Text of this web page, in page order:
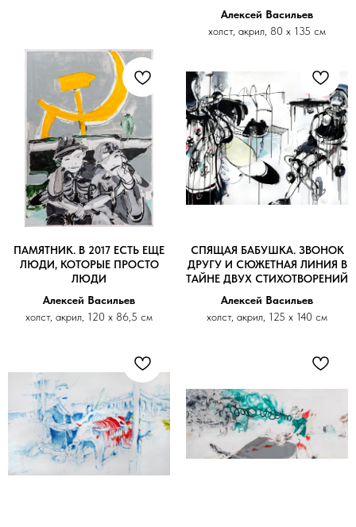
Алексей Васильев
холст, акрил, 80 х 135 см
ПАМЯТНИК. В 2017 ЕСТЬ ЕЩЕ
ЛЮДИ, КОТОРЫЕ ПРОСТО
ЛЮДИ
Алексей Васильев
холст, акрил, 120 х 86,5 см
СПЯЩАЯ БАБУШКА. ЗВОНОК
ДРУГУ И СЮЖЕТНАЯ ЛИНИЯ В
ТАЙНЕ ДВУХ СТИХОТВОРЕНИЙ
Алексей Васильев
холст, акрил, 125 х 140 см